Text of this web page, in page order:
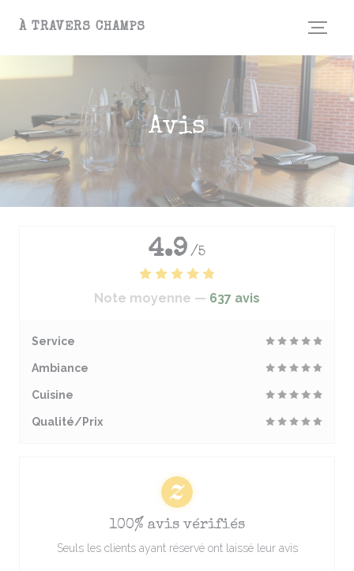
À TRAVERS CHAMPS
Avis
4.9 /5
Note moyenne — 637 avis
Service
Ambiance
Cuisine
Qualité/Prix
100% avis vérifiés
Seuls les clients ayant réservé ont laissé leur avis